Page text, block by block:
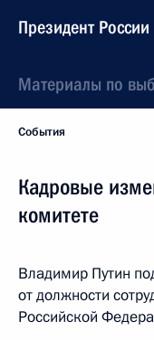
Президент России
Материалы по
События
Кадровые
комитете
Владимир Путин
от должности
Российской